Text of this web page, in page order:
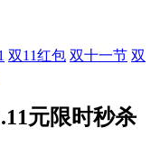
双11红包 双十一节 双
元限时秒杀